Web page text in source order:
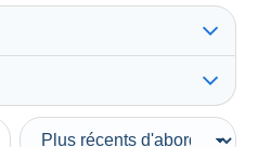
271 744